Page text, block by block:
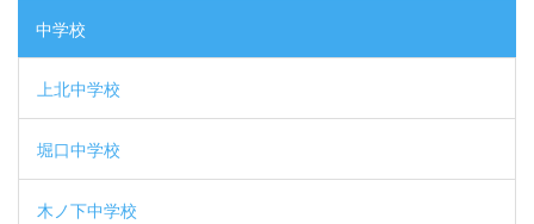
中学校
上北中学校
堀口中学校
木ノ下中学校